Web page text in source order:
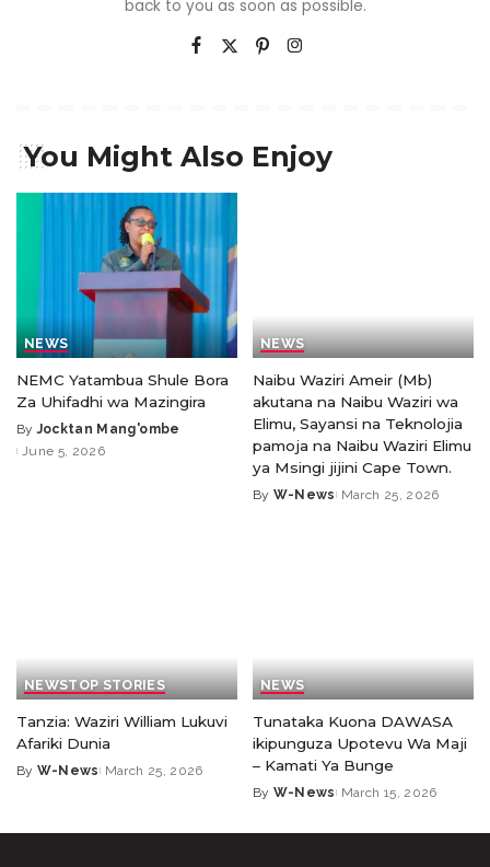
back to you as soon as possible.
You Might Also Enjoy
NEWS
NEMC Yatambua Shule Bora
Za Uhifadhi wa Mazingira
By Jocktan Mang'ombe
June 5, 2026
NEWS
Naibu Waziri Ameir (Mb)
akutana na Naibu Waziri wa
Elimu, Sayansi na Teknolojia
pamoja na Naibu Waziri Elimu
ya Msingi jijini Cape Town.
By W-News March 25, 2026
NEWSTOP STORIES
Tanzia: Waziri William Lukuvi
Afariki Dunia
By W-News March 25, 2026
NEWS
Tunataka Kuona DAWASA
ikipunguza Upotevu Wa Maji
– Kamati Ya Bunge
By W-News March 15, 2026